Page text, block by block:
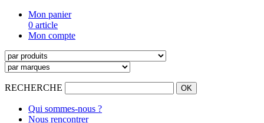
Mon panier
0 article
Mon compte
RECHERCHE
Qui sommes-nous ?
Nous rencontrer